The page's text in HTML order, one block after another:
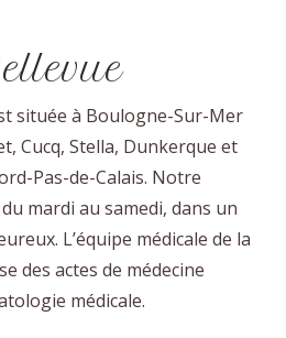
située à Boulogne-Sur-Mer
Cucq, Stella, Dunkerque et
Pas-de-Calais. Notre
mardi au samedi, dans un
L’équipe médicale de la
des actes de médecine
médicale.